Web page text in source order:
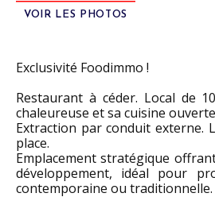
VOIR LES PHOTOS
Exclusivité Foodimmo !
Restaurant à céder. Local de
chaleureuse et sa cuisine
Extraction par conduit externe.
place.
Emplacement stratégique
développement, idéal pour
contemporaine ou traditionnelle.